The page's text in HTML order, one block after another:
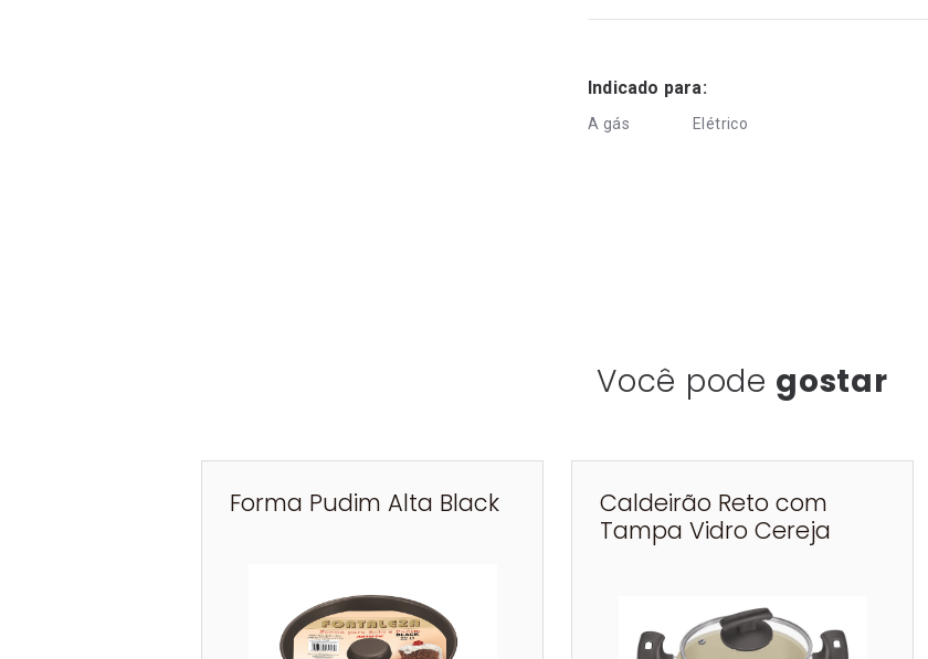
Indicado para:
A gás Elétrico
Você pode gostar
Forma Pudim Alta Black
Caldeirão Reto com
Tampa Vidro Cereja